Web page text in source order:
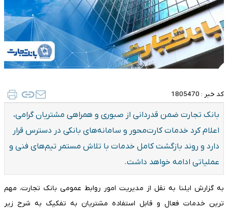
کد خبر : 1805470
بانک تجارت ضمن قدردانی از صبوری و همراهی مشتریان گرامی،
اعلام کرد خدمات کارت‌محور و سامانه‌های بانکی در دسترس قرار
دارد و روند بازگشت کامل خدمات با تلاش مستمر تیم‌های فنی و
عملیاتی ادامه خواهد داشت.
به گزارش ایلنا به نقل از مدیریت امور روابط عمومی بانک تجارت، مهم
ترین خدمات فعال و قابل استفاده مشتریان به تفکیک به شرح زیر